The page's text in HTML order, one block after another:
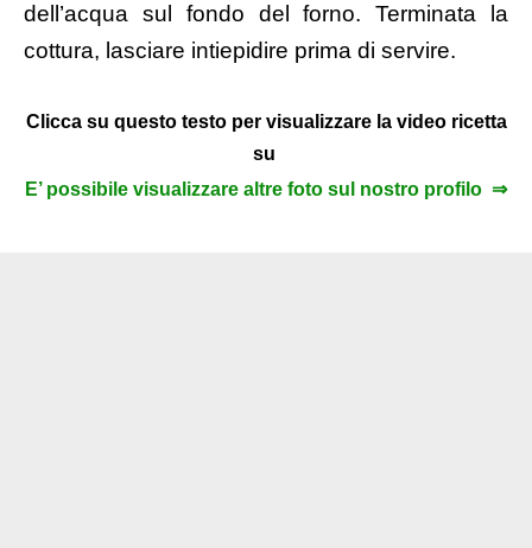
dell’acqua sul fondo del forno. Terminata la
cottura, lasciare intiepidire prima di servire.
Clicca su questo testo per visualizzare la video ricetta
su
E’ possibile visualizzare altre foto sul nostro profilo ⇒